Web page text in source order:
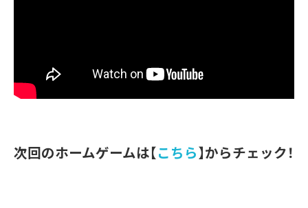
次回のホームゲームは【こちら】からチェック！